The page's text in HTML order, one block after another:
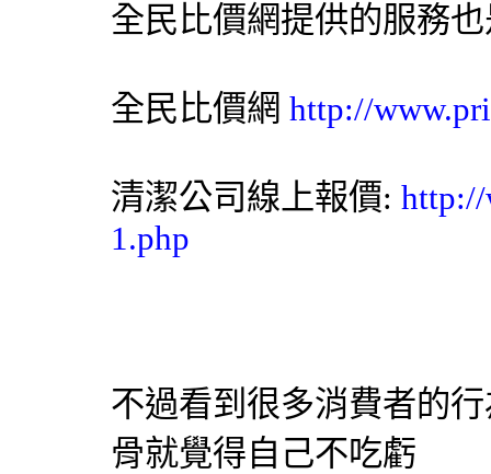
全民比價網提供的服務
全民比價網 http://
清潔公司線上報價: http://
1.php
不過看到很多消費者的
骨就覺得自己不吃虧